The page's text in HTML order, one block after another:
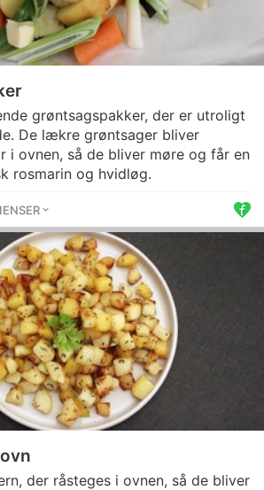
grøntsagspakker, der er utroligt
De lækre grøntsager bliver
i ovnen, så de bliver møre og får en
rosmarin og hvidløg.
der råsteges i ovnen, så de bliver